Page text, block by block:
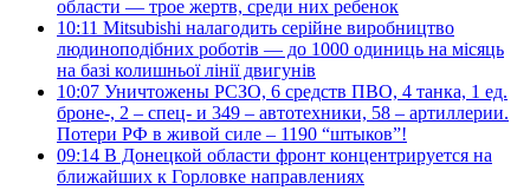
области — трое жертв, среди них ребенок
10:11 Mitsubishi налагодить серійне виробництво
людиноподібних роботів — до 1000 одиниць на місяць
на базі колишньої лінії двигунів
10:07 Уничтожены РСЗО, 6 средств ПВО, 4 танка, 1 ед.
броне-, 2 – спец- и 349 – автотехники, 58 – артиллерии.
Потери РФ в живой силе – 1190 “штыков”!
09:14 В Донецкой области фронт концентрируется на
ближайших к Горловке направлениях